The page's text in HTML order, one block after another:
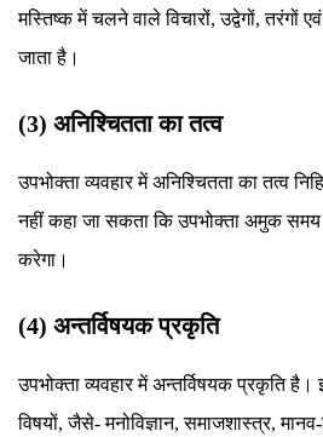
मस्तिष्क में चलने वाले विचारों, उद्वेगों, तरंगों
जाता है।
(3) अनिश्चितता का तत्व
उपभोक्ता व्यवहार में अनिश्चितता का तत्व
नहीं कहा जा सकता कि उपभोक्ता अमुक समय
करेगा।
(4) अन्तर्विषयक प्रकृति
उपभोक्ता व्यवहार में अन्तर्विषयक प्रकृति
विषयों, जैसे- मनोविज्ञान, समाजशास्त्र,